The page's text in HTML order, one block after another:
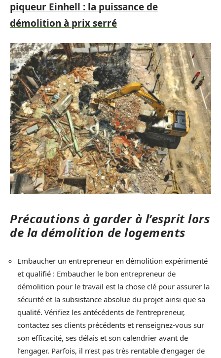
piqueur Einhell : la puissance de
démolition à prix serré
Précautions à garder à l’esprit lors
de la démolition de logements
Embaucher un entrepreneur en démolition expérimenté
et qualifié : Embaucher le bon entrepreneur de
démolition pour le travail est la chose clé pour assurer la
sécurité et la subsistance absolue du projet ainsi que sa
qualité. Vérifiez les antécédents de l’entrepreneur,
contactez ses clients précédents et renseignez-vous sur
son efficacité, ses délais et son calendrier avant de
l’engager. Parfois, il n’est pas très rentable d’engager de